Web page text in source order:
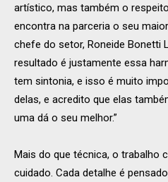
artístico, mas também o
encontra na parceria o seu
chefe do setor, Roneide Bonetti
resultado é justamente essa
tem sintonia, e isso é muito
delas, e acredito que elas
uma dá o seu melhor.”
Mais do que técnica, o trabalho
cuidado. Cada detalhe é